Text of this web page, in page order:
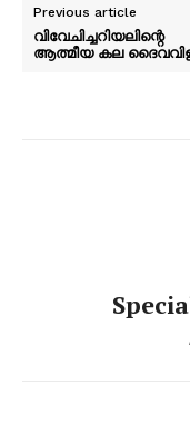
Previous article
വിവേചിച്ചറിയലിന്റെ
ആത്മീയ കല